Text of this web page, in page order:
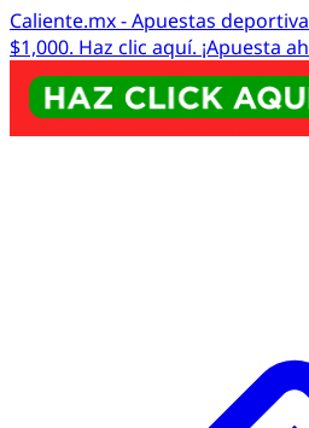
Caliente.mx - Apuestas
$1,000. Haz clic aquí. ¡Apuesta